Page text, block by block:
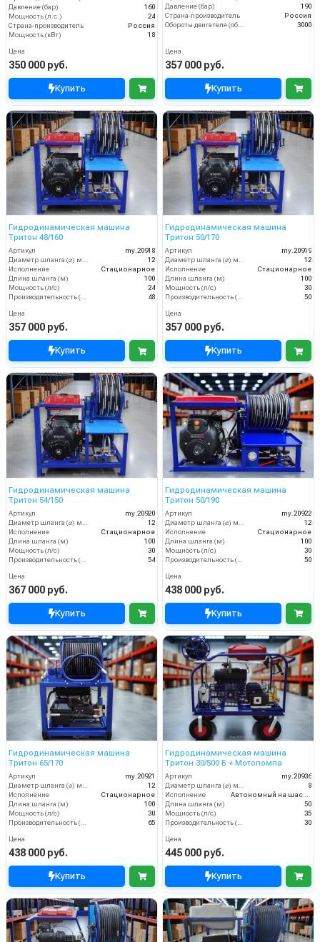
Давление (бар)
160
Мощность (л.с.)
24
Страна-производитель
Россия
Мощность (кВт)
18
Цена
350 000 руб.
Купить
Давление (бар)
190
Страна-производитель
Россия
3000
Цена
357 000 руб.
Купить
Гидродинамическая машина
Тритон 48/160
Артикул
my.20918
Диаметр шланга (⌀) мм:
12
Исполнение
Стационарное
Длина шланга (м)
100
Мощность (л/с)
24
Производительность (л/мин)
48
Цена
357 000 руб.
Купить
Гидродинамическая машина
Тритон 50/170
Артикул
my.20919
Диаметр шланга (⌀) мм:
12
Исполнение
Стационарное
Длина шланга (м)
100
Мощность (л/с)
30
Производительность (л/мин)
50
Цена
357 000 руб.
Купить
Гидродинамическая машина
Тритон 54/150
Артикул
my.20920
12
Исполнение
Стационарное
Длина шланга (м)
100
Мощность (л/с)
30
54
Цена
367 000 руб.
Купить
Гидродинамическая машина
Тритон 50/190
Артикул
my.20922
12
Исполнение
Стационарное
Длина шланга (м)
100
Мощность (л/с)
30
50
Цена
438 000 руб.
Купить
Гидродинамическая машина
Тритон 65/170
Артикул
my.20921
12
Исполнение
Стационарное
Длина шланга (м)
100
Мощность (л/с)
30
65
Цена
438 000 руб.
Купить
Гидродинамическая машина
Тритон 30/500 Б + Мотопомпа
Артикул
my.20936
8
Исполнение
Длина шланга (м)
50
Мощность (л/с)
35
30
Цена
445 000 руб.
Купить